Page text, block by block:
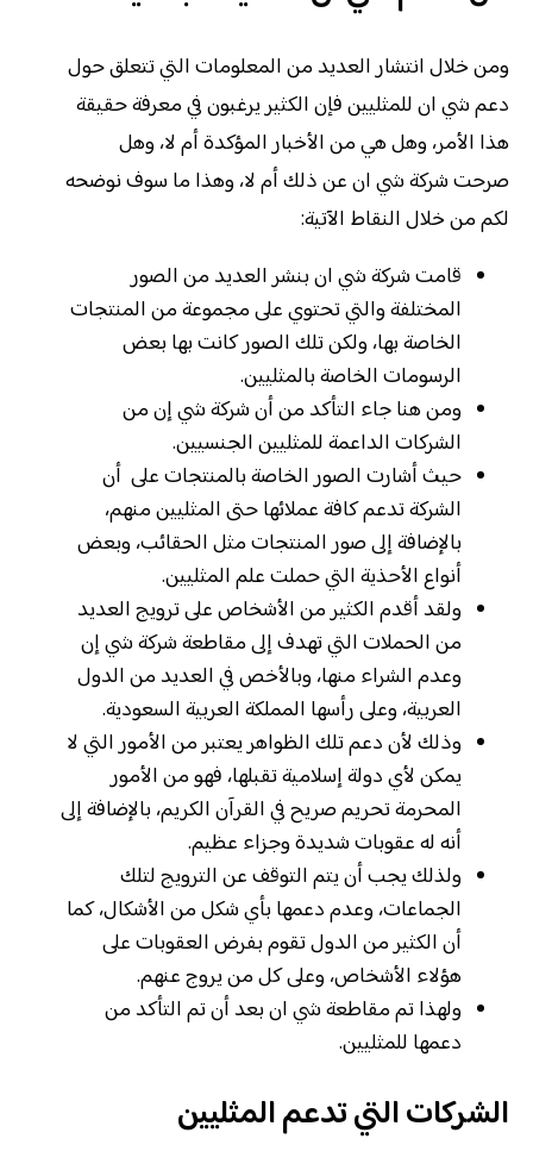
ومن خلال انتشار العديد من المعلومات التي تتعلق حول
دعم شي ان للمثليين فإن الكثير يرغبون في معرفة حقيقة
هذا الأمر، وهل هي من الأخبار المؤكدة أم لا، وهل
صرحت شركة شي ان عن ذلك أم لا، وهذا ما سوف نوضحه
لكم من خلال النقاط الآتية:
قامت شركة شي ان بنشر العديد من الصور
المختلفة والتي تحتوي على مجموعة من المنتجات
الخاصة بها، ولكن تلك الصور كانت بها بعض
الرسومات الخاصة بالمثليين.
ومن هنا جاء التأكد من أن شركة شي إن من
الشركات الداعمة للمثليين الجنسيين.
حيث أشارت الصور الخاصة بالمنتجات على أن
الشركة تدعم كافة عملائها حتى المثليين منهم،
بالإضافة إلى صور المنتجات مثل الحقائب، وبعض
أنواع الأحذية التي حملت علم المثليين.
ولقد أقدم الكثير من الأشخاص على ترويج العديد
من الحملات التي تهدف إلى مقاطعة شركة شي إن
وعدم الشراء منها، وبالأخص في العديد من الدول
العربية، وعلى رأسها المملكة العربية السعودية.
وذلك لأن دعم تلك الظواهر يعتبر من الأمور التي لا
يمكن لأي دولة إسلامية تقبلها، فهو من الأمور
المحرمة تحريم صريح في القرآن الكريم، بالإضافة إلى
أنه له عقوبات شديدة وجزاء عظيم.
ولذلك يجب أن يتم التوقف عن الترويج لتلك
الجماعات، وعدم دعمها بأي شكل من الأشكال، كما
أن الكثير من الدول تقوم بفرض العقوبات على
هؤلاء الأشخاص، وعلى كل من يروج عنهم.
ولهذا تم مقاطعة شي ان بعد أن تم التأكد من
دعمها للمثليين.
الشركات التي تدعم المثليين